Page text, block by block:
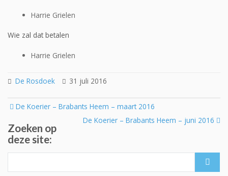
Harrie Grielen
Wie zal dat betalen
Harrie Grielen
De Rosdoek 31 juli 2016
Post
De Koerier – Brabants Heem – maart 2016
De Koerier – Brabants Heem – juni 2016
Zoeken op
deze site: